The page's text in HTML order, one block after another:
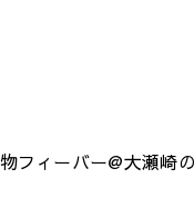
フィーバー@大瀬崎